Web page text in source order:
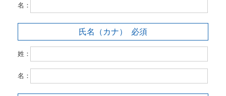
名：
氏名（カナ） 必須
姓：
名：